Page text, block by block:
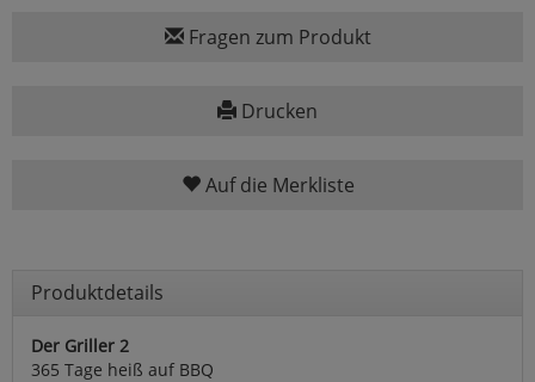
Fragen zum Produkt
Drucken
Auf die Merkliste
Produktdetails
Der Griller 2
365 Tage heiß auf BBQ